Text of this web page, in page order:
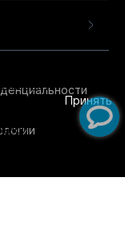
Принять